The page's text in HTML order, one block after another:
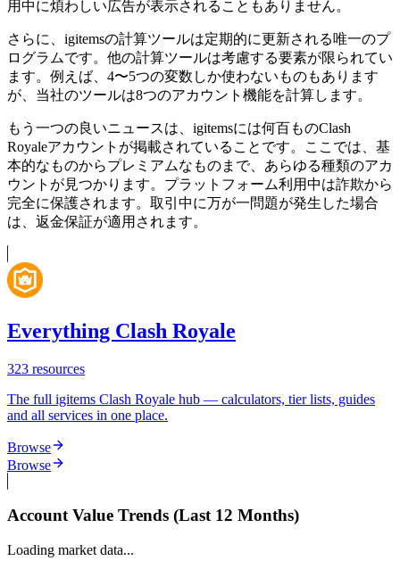
用中に煩わしい広告が表示されることもありません。
さらに、igitemsの計算ツールは定期的に更新される唯一のプ
ログラムです。他の計算ツールは考慮する要素が限られてい
ます。例えば、4〜5つの変数しか使わないものもあります
が、当社のツールは8つのアカウント機能を計算します。
もう一つの良いニュースは、igitemsには何百ものClash
Royaleアカウントが掲載されていることです。ここでは、基
本的なものからプレミアムなものまで、あらゆる種類のアカ
ウントが見つかります。プラットフォーム利用中は詐欺から
完全に保護されます。取引中に万が一問題が発生した場合
は、返金保証が適用されます。
Everything Clash Royale
323 resources
The full igitems Clash Royale hub — calculators, tier lists, guides
and all services in one place.
Browse
Browse
Account Value Trends (Last 12 Months)
Loading market data...